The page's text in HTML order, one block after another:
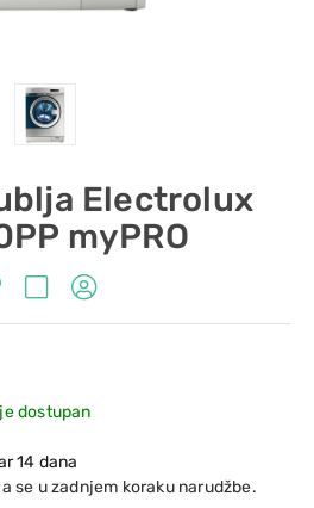
Electrolux
myPRO
dostupan
14 dana
se u zadnjem koraku narudžbe.